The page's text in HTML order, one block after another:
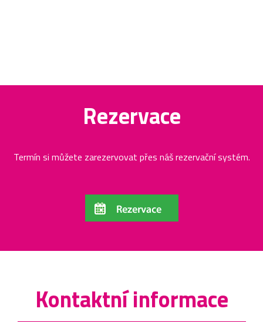
Rezervace
Termín si můžete zarezervovat přes náš rezervační systém.
Kontaktní informace